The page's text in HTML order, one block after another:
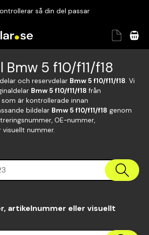
så din del passar
Garanterad passform
så din del passar
Bmw 5 f10/f11/f18
och reservdelar Bmw 5 f10/f11/f18. Vi
Bmw 5 f10/f11/f18 från
är kontrollerade innan
bildelar Bmw 5 f10/f11/f18 genom
OE-nummer,
nummer.
artikelnummer eller visuellt